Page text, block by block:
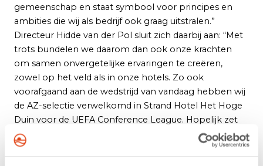
gemeenschap en staat symbool voor principes en
ambities die wij als bedrijf ook graag uitstralen.”
Directeur Hidde van der Pol sluit zich daarbij aan: “Met
trots bundelen we daarom dan ook onze krachten
om samen onvergetelijke ervaringen te creëren,
zowel op het veld als in onze hotels. Zo ook
voorafgaand aan de wedstrijd van vandaag hebben wij
de AZ-selectie verwelkomd in Strand Hotel Het Hoge
Duin voor de UEFA Conference League. Hopelijk zet
het team vanavond de volgende stap richting het
hoofdtoernooi.”